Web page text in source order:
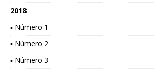
2018
▪ Número 1
▪ Número 2
▪ Número 3